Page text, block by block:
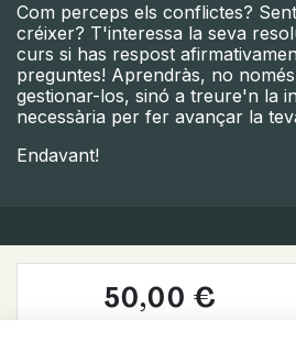
Com perceps els conflictes?
créixer? T'interessa la seva
curs si has respost
preguntes! Aprendràs, no
gestionar-los, sinó a treure'n la
necessària per fer avançar la
Endavant!
50,00 €